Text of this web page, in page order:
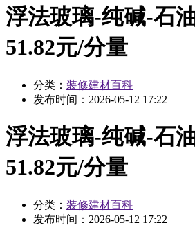
浮法玻璃-纯碱-石
51.82元/分量
分类： 装修建材百科
发布时间： 2026-05-12 17:22
浮法玻璃-纯碱-石
51.82元/分量
分类： 装修建材百科
发布时间： 2026-05-12 17:22